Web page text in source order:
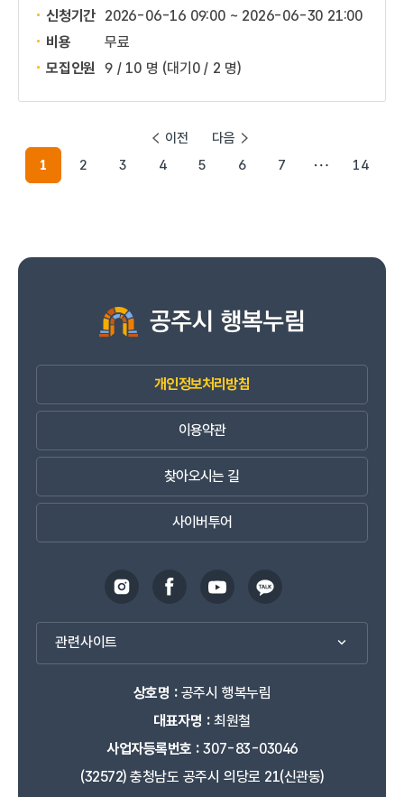
신청기간 2026-06-16 09:00 ~ 2026-06-30 21:00
비용
무료
모집인원
9 / 10 명 (대기0 / 2 명)
이전
1
2 3 4 5 6 7 14
다음
개인정보처리방침
이용약관
찾아오시는 길
사이버투어
관련사이트
상호명 :공주시 행복누림
대표자명 :최원철
사업자등록번호 :307-83-03046
(32572) 충청남도 공주시 의당로 21(신관동)